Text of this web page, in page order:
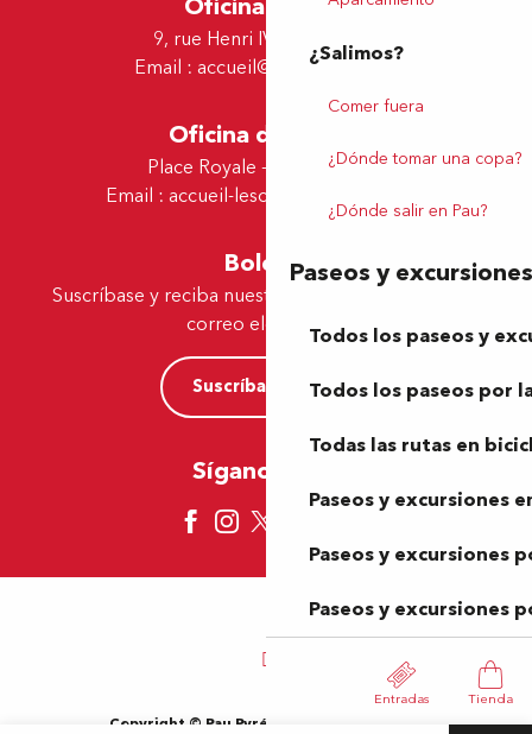
¿Salimos?
Comer fuera
¿Dónde tomar una copa?
¿Dónde salir en Pau?
Paseos y excursiones
Todos los paseos y
Todos los paseos por
Todas las rutas en
Paseos y excursiones
Paseos y excursiones
Paseos y excursiones
Entradas Tienda
Oficina de Pau
9, rue Henri IV - 64000 Pau
Email : accueil@tourismepau.fr
Oficina de Lescar
Place Royale - 64230 Lescar
Email : accueil-lescar@tourismepau.fr
Boletín
Suscríbase y reciba nuestras ofertas y noticias por
correo electrónico
Suscríbase ahora
Síganos aquí
Copyright © Pau Pyrénées Tourisme 2024